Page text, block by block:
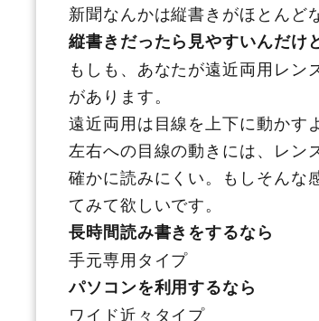
新聞なんかは縦書きがほとんど
縦書きだったら見やすいんだけ
もしも、あなたが遠近両用レン
があります。
遠近両用は目線を上下に動かす
左右への目線の動きには、レン
確かに読みにくい。もしそんな
てみて欲しいです。
長時間読み書きをするなら
手元専用タイプ
パソコンを利用するなら
ワイド近々タイプ